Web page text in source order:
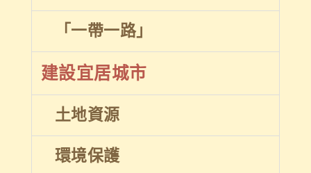
「一帶一路」
建設宜居城市
土地資源
環境保護